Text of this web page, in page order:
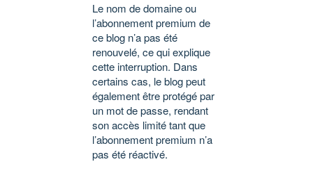
Le nom de domaine ou
l’abonnement premium de
ce blog n’a pas été
renouvelé, ce qui explique
cette interruption. Dans
certains cas, le blog peut
également être protégé par
un mot de passe, rendant
son accès limité tant que
l’abonnement premium n’a
pas été réactivé.